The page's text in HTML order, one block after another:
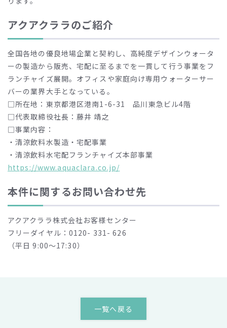
アクアクララのご紹介
全国各地の優良地場企業と契約し、高純度デザインウォータ
ーの製造から販売、宅配に至るまでを一貫して行う事業をフ
ランチャイズ展開。オフィスや家庭向け専用ウォーターサー
バーの業界大手となっている。
□所在地：東京都港区港南1-6-31 品川東急ビル4階
□代表取締役社長：藤井 靖之
□事業内容：
・清涼飲料水製造・宅配事業
・清涼飲料水宅配フランチャイズ本部事業
https://www.aquaclara.co.jp/
本件に関するお問い合わせ先
アクアクララ株式会社お客様センター
フリーダイヤル：0120- 331- 626
（平日 9:00～17:30）
一覧へ戻る